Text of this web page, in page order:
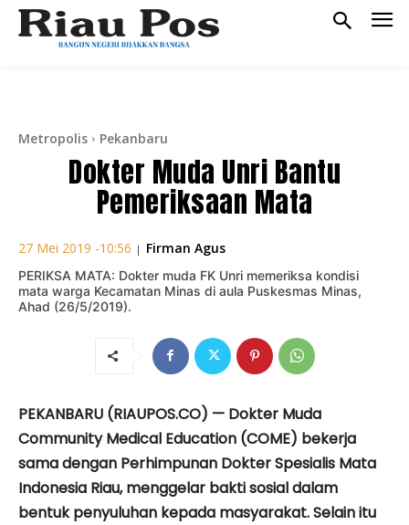
Metropolis Pekanbaru
Dokter Muda Unri Bantu
Pemeriksaan Mata
27 Mei 2019 -10:56 | Firman Agus
PERIKSA MATA: Dokter muda FK Unri memeriksa kondisi
mata warga Kecamatan Minas di aula Puskesmas Minas,
Ahad (26/5/2019).
PEKANBARU (RIAUPOS.CO) — Dokter Muda
Community Medical Education (COME) bekerja
sama dengan Perhimpunan Dokter Spesialis Mata
Indonesia Riau, menggelar bakti sosial dalam
bentuk penyuluhan kepada masyarakat. Selain itu